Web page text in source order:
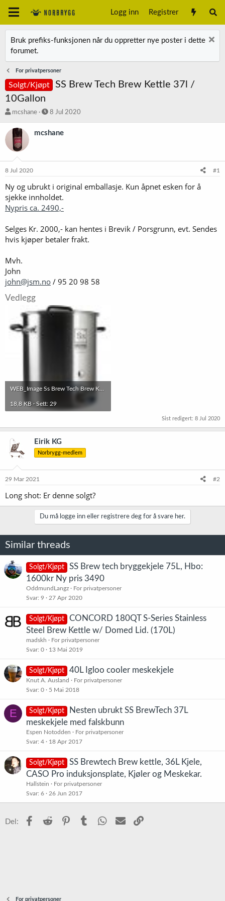
Logg inn Registrer
Bruk prefiks-funksjonen når du oppretter nye poster i dette
forumet.
For privatpersoner
Solgt/Kjøpt
SS Brew Tech Brew Kettle 37l /
10Gallon
T
å
d
s
t
e
r
mcshane
S
a
o
8 Jul 2020
mcshane
8 Jul 2020 #1
Ny og ubrukt i original emballasje. Kun åpnet esken for å
sjekke innholdet.
Nypris ca. 2490,-
Selges Kr. 2000,- kan hentes i Brevik / Porsgrunn, evt. Sendes
hvis kjøper betaler frakt.
Mvh.
John
john@jsm.no / 95 20 98 58
Vedlegg
18,8 KB · Sett: 29
Sist redigert: 8 Jul 2020
Eirik KG
Norbrygg-medlem
29 Mar 2021 #2
Long shot: Er denne solgt?
Du må logge inn eller registrere deg for å svare her.
Similar threads
Solgt/Kjøpt
SS Brew tech bryggekjele 75L, Hbo:
1600kr Ny pris 3490
OddmundLangz
For privatpersoner
Svar 9 27 Apr 2020
Solgt/Kjøpt
CONCORD 180QT S-Series Stainless
Steel Brew Kettle w/ Domed Lid. (170L)
madskh
For privatpersoner
Svar 0 13 Mai 2019
Solgt/Kjøpt 40L Igloo cooler meskekjele
Knut A. Ausland
For privatpersoner
Svar 0 5 Mai 2018
E Solgt/Kjøpt
Nesten ubrukt SS BrewTech 37L
meskekjele med falskbunn
Espen Notodden
For privatpersoner
Svar 4 18 Apr 2017
Solgt/Kjøpt
SS Brewtech Brew kettle, 36L Kjele,
CASO Pro induksjonsplate, Kjøler og Meskekar.
Hallstein
For privatpersoner
Svar 6 26 Jun 2017
Del: Facebook
Reddit PinterestTumblr WhatsApp
E-post
For privatpersoner